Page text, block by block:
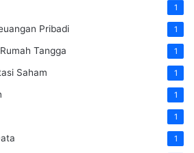
1
Pribadi 1
Tangga 1
Saham 1
1
1
1